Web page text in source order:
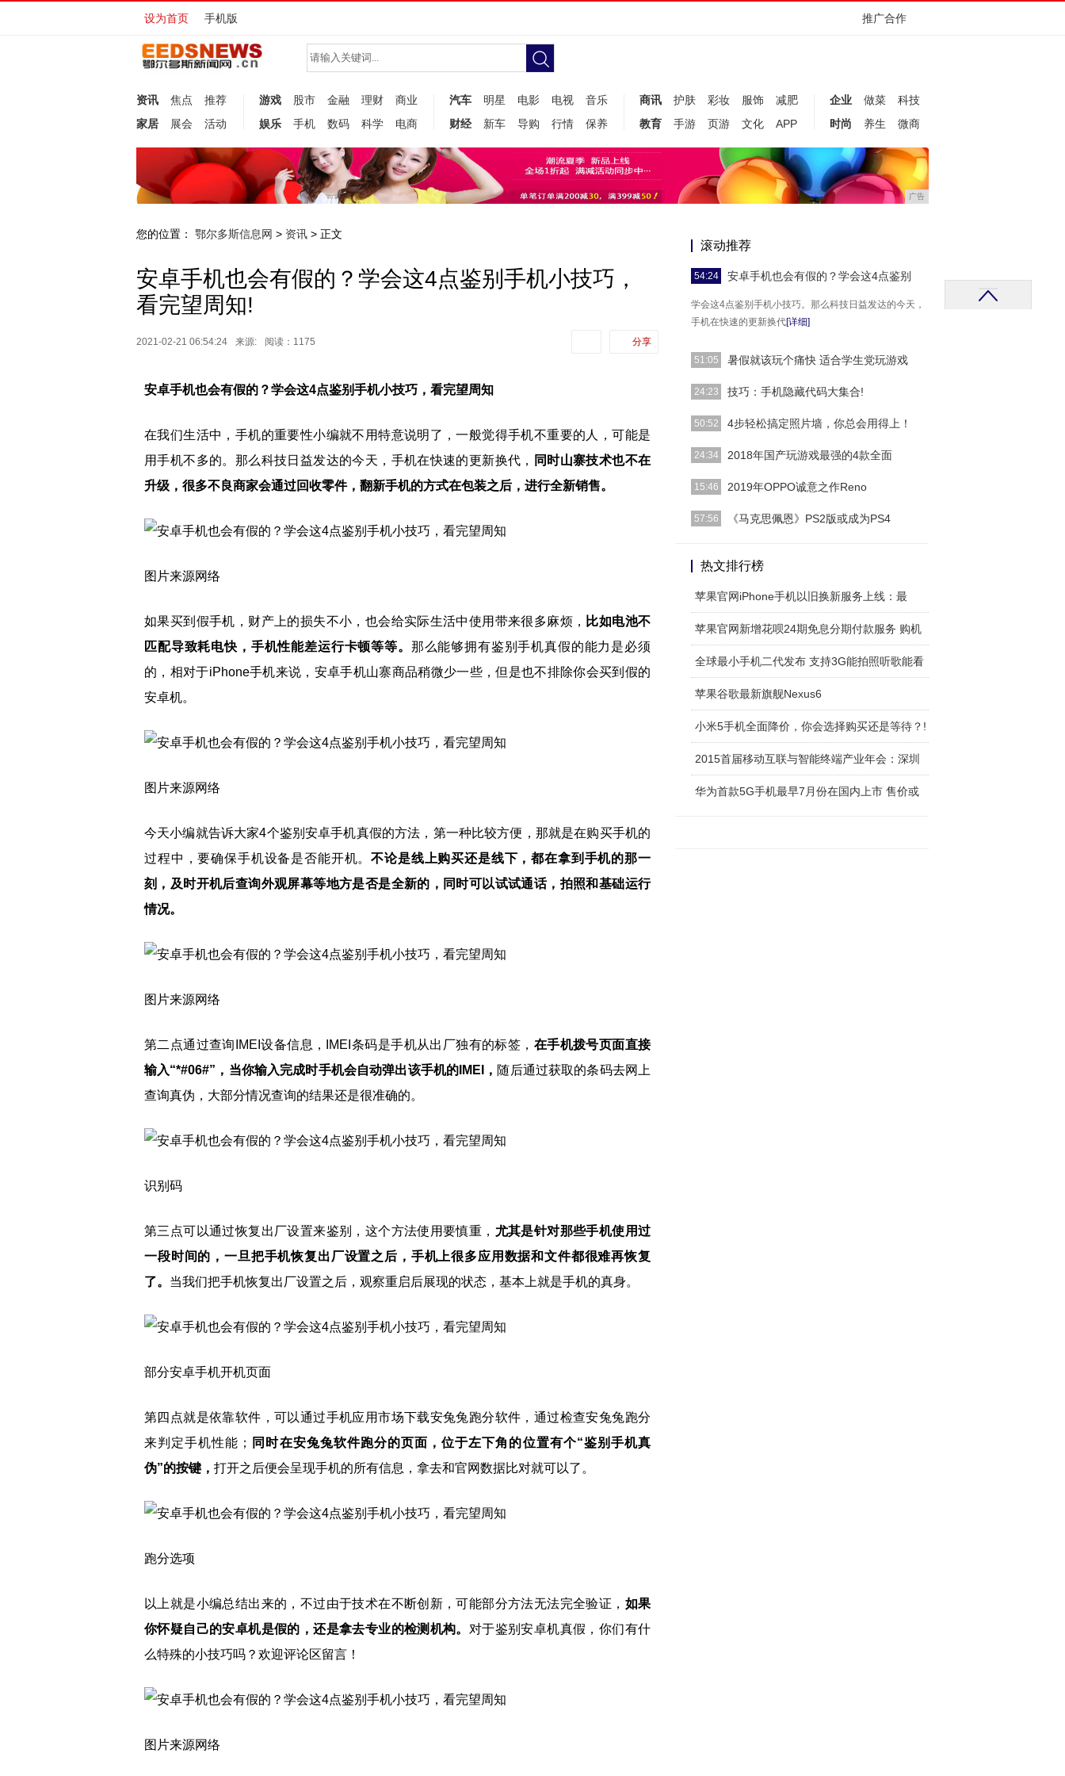
设为首页 手机版 推广合作
资讯 焦点
推荐
家居
展会 活动
游戏 股市 金融 理财
商业
娱乐
手机 数码 科学 电商
汽车 明星 电影 电视
音乐
财经
新车 导购 行情 保养
商讯 护肤 彩妆 服饰
减肥
教育
手游 页游 文化 APP
企业 做菜
科技
时尚
养生 微商
广告
您的位置： 鄂尔多斯信息网 > 资讯 > 正文
安卓手机也会有假的？学会这4点鉴别手机小技巧，
看完望周知!
2021-02-21 06:54:24 来源: 阅读：1175 分享
安卓手机也会有假的？学会这4点鉴别手机小技巧，看完望周知
在我们生活中，手机的重要性小编就不用特意说明了，一般觉得手机不重要的人，可能是
用手机不多的。那么科技日益发达的今天，手机在快速的更新换代，
同时山寨技术也不在
升级，很多不良商家会通过回收零件，翻新手机的方式在包装之后，进行全新销售。
图片来源网络
如果买到假手机，财产上的损失不小，也会给实际生活中使用带来很多麻烦， 比如电池不
匹配导致耗电快，手机性能差运行卡顿等等。 那么能够拥有鉴别手机真假的能力是必须
的，相对于iPhone手机来说，安卓手机山寨商品稍微少一些，但是也不排除你会买到假的
安卓机。
图片来源网络
今天小编就告诉大家4个鉴别安卓手机真假的方法，第一种比较方便，那就是在购买手机的
过程中，要确保手机设备是否能开机。不论是线上购买还是线下，都在拿到手机的那一
刻，及时开机后查询外观屏幕等地方是否是全新的，同时可以试试通话，拍照和基础运行
情况。
图片来源网络
第二点通过查询IMEI设备信息，IMEI条码是手机从出厂独有的标签， 在手机拨号页面直接
输入“*#06#”，当你输入完成时手机会自动弹出该手机的IMEI， 随后通过获取的条码去网上
查询真伪，大部分情况查询的结果还是很准确的。
识别码
第三点可以通过恢复出厂设置来鉴别，这个方法使用要慎重， 尤其是针对那些手机使用过
一段时间的，一旦把手机恢复出厂设置之后，手机上很多应用数据和文件都很难再恢复
了。 当我们把手机恢复出厂设置之后，观察重启后展现的状态，基本上就是手机的真身。
部分安卓手机开机页面
第四点就是依靠软件，可以通过手机应用市场下载安兔兔跑分软件，通过检查安兔兔跑分
来判定手机性能；
同时在安兔兔软件跑分的页面，位于左下角的位置有个“鉴别手机真
伪”的按键， 打开之后便会呈现手机的所有信息，拿去和官网数据比对就可以了。
跑分选项
以上就是小编总结出来的，不过由于技术在不断创新，可能部分方法无法完全验证， 如果
你怀疑自己的安卓机是假的，还是拿去专业的检测机构。 对于鉴别安卓机真假，你们有什
么特殊的小技巧吗？欢迎评论区留言！
图片来源网络
滚动推荐
54:24 安卓手机也会有假的？学会这4点鉴别
学会这4点鉴别手机小技巧。那么科技日益发达的今天，
手机在快速的更新换代[详细]
51:05 暑假就该玩个痛快 适合学生党玩游戏
相信不少还在上学的同学们选手机都会用来打游戏。而游
24:23 技巧：手机隐藏代码大集合!
手机中有些特殊的代码，可以通过它们更加了解自己的手
50:52 4步轻松搞定照片墙，你总会用得上！
现在的年轻人很注重个性的追求，在家里的装修上都很愿
24:34 2018年国产玩游戏最强的4款全面
华为Mate20系列不出意外的搭载了麒麟980芯片，这个
15:46 2019年OPPO诚意之作Reno
12月26日，OPPO在杭州正式发布了Reno3系列手机，
57:56 《马克思佩恩》PS2版或成为PS4
版本《马克[详细]
热文排行榜
苹果官网iPhone手机以旧换新服务上线：最
苹果官网新增花呗24期免息分期付款服务 购机
全球最小手机二代发布 支持3G能拍照听歌能看
苹果谷歌最新旗舰Nexus6
小米5手机全面降价，你会选择购买还是等待？!
2015首届移动互联与智能终端产业年会：深圳
华为首款5G手机最早7月份在国内上市 售价或